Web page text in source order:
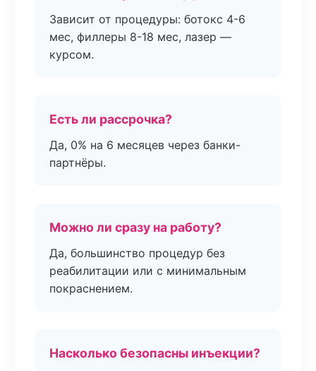
Зависит от процедуры: ботокс 4-6
мес, филлеры 8-18 мес, лазер —
курсом.
Есть ли рассрочка?
Да, 0% на 6 месяцев через банки-
партнёры.
Можно ли сразу на работу?
Да, большинство процедур без
реабилитации или с минимальным
покраснением.
Насколько безопасны инъекции?